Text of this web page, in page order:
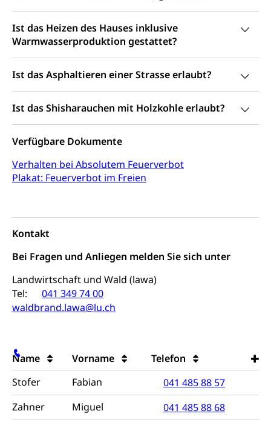
Ist das Heizen des Hauses inklusive
Warmwasserproduktion gestattet?
Ist das Asphaltieren einer Strasse erlaubt?
Ist das Shisharauchen mit Holzkohle erlaubt?
Verfügbare Dokumente
Verhalten bei Absolutem Feuerverbot
Plakat: Feuerverbot im Freien
Kontakt
Bei Fragen und Anliegen melden Sie sich unter
Landwirtschaft und Wald (lawa)
Tel:
041 349 74 00
waldbrand.lawa@lu.ch
Name Vorname
Telefon
Stofer
Fabian
041 485 88 57
Zahner
Miguel 041 485 88 68
Olympiateam Kanton Luzern
Offene Sporthallen
Freiwilliger Schulsport
Sportförderung
Tiere
Haustiere, Heimtiere, Wildtiere, Veterinärmedizin,
Tiermedizin, Tierarzt, Tierschutz, Jagd, Fischerei,
Viehzucht
Tierschutz
Hobbytierhaltung und Bienen
Veterinärdienst
Halten von Wildtieren
Hunde
Todesfall
Bestattung, Beerdigung, Testament, Erbrecht,
Erbschaft, Todesschein, Todesanzeige,
Zivilstandsamt, Erben, Erbenliste
Ärztliche Todesbescheinigung
Armee
Militär, Militärdienst, Militärdienstpflicht,
Wehrpflicht, Berufssoldat, Militärdienstverweigerer,
Dienstverweigerer, Militärdienstverweigerung,
Wehrpflichtersatz, Wehrpflichtersatzabgabe
Bevölkerungsschutz
Kantonaler Führungsstab
Polizei
Ordnungskräfte, Sicherheit, öffentliche Ordnung
Polizei
Versorgung